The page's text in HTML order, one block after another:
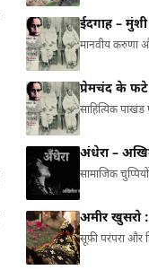
ईदगाह –
मानवीय करुणा
प्रेमचंद के
साहित्यिक पाखंड
अंधेरा –
सामाजिक
अमीर खुसरो
सूफ़ी परंपरा और